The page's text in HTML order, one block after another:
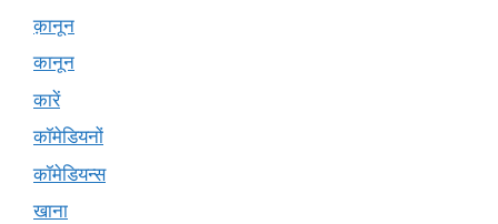
क़ानून
कानून
कारें
कॉमेडियनों
कॉमेडियन्स
खाना